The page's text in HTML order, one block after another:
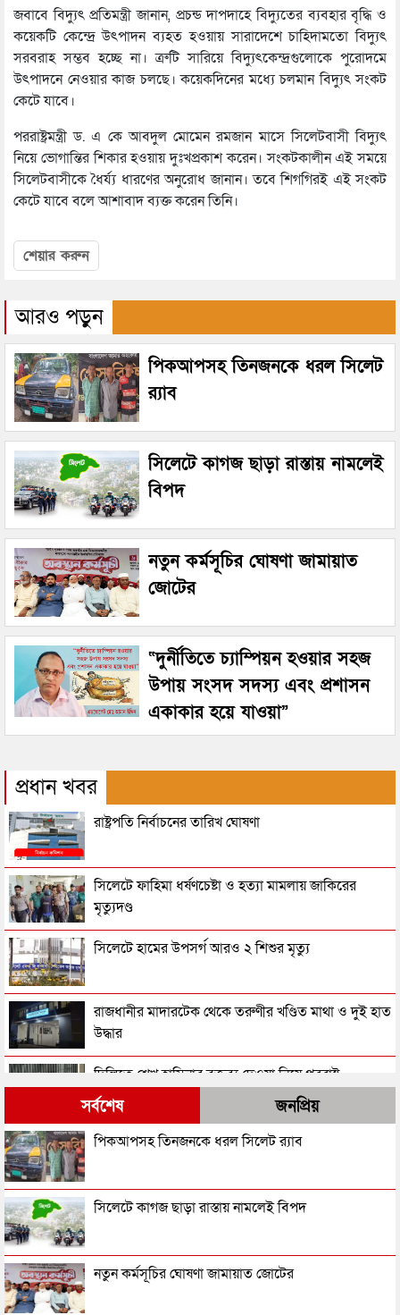
জবাবে বিদ্যুৎ প্রতিমন্ত্রী জানান, প্রচন্ড দাপদাহে বিদ্যুতের ব্যবহার বৃদ্ধি ও
কয়েকটি কেন্দ্রে উৎপাদন ব্যহত হওয়ায় সারাদেশে চাহিদামতো বিদ্যুৎ
সরবরাহ সম্ভব হচ্ছে না। ত্রুটি সারিয়ে বিদ্যুৎকেন্দ্রগুলোকে পুরোদমে
উৎপাদনে নেওয়ার কাজ চলছে। কয়েকদিনের মধ্যে চলমান বিদ্যুৎ সংকট
কেটে যাবে।
পররাষ্ট্রমন্ত্রী ড. এ কে আবদুল মোমেন রমজান মাসে সিলেটবাসী বিদ্যুৎ
নিয়ে ভোগান্তির শিকার হওয়ায় দুঃখপ্রকাশ করেন। সংকটকালীন এই সময়ে
সিলেটবাসীকে ধৈর্য্য ধারণের অনুরোধ জানান। তবে শিগগিরই এই সংকট
কেটে যাবে বলে আশাবাদ ব্যক্ত করেন তিনি।
শেয়ার করুন
আরও পড়ুন
পিকআপসহ তিনজনকে ধরল সিলেট
র‌্যাব
সিলেটে কাগজ ছাড়া রাস্তায় নামলেই
বিপদ
নতুন কর্মসূচির ঘোষণা জামায়াত
জোটের
“দুর্নীতিতে চ্যাম্পিয়ন হওয়ার সহজ
উপায় সংসদ সদস্য এবং প্রশাসন
একাকার হয়ে যাওয়া”
প্রধান খবর
রাষ্ট্রপতি নির্বাচনের তারিখ ঘোষণা
সিলেটে ফাহিমা ধর্ষণচেষ্টা ও হত্যা মামলায় জাকিরের
মৃত্যুদণ্ড
সিলেটে হামের উপসর্গ আরও ২ শিশুর মৃত্যু
রাজধানীর মাদারটেক থেকে তরুণীর খণ্ডিত মাথা ও দুই হাত
উদ্ধার
দিল্লিতে শেখ হাসিনার বক্তব্য দেওয়া নিয়ে পররাষ্ট্র
মন্ত্রণালয়ের ক্ষোভ
সিলেটের সাবেক মন্ত্রী-এমপিরা কে কোথায়?
জুলাই আন্দোলন ছাত্র-জনতার বীরত্বের স্মারকস্তম্ভ:
সিলেটের জোড়া ব্রিজের পাশ থেকে আটক ফরহাদ- বাদশা
সর্বশেষ জনপ্রিয়
পিকআপসহ তিনজনকে ধরল সিলেট র‌্যাব
সিলেটে কাগজ ছাড়া রাস্তায় নামলেই বিপদ
নতুন কর্মসূচির ঘোষণা জামায়াত জোটের